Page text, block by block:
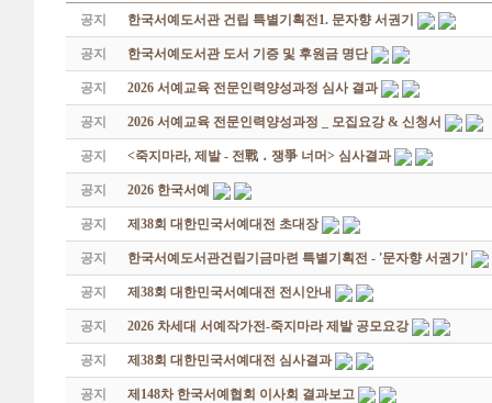
공지 한국서예도서관 건립 특별기획전1. 문자향 서권기
공지 한국서예도서관 도서 기증 및 후원금 명단
공지 2026 서예교육 전문인력양성과정 심사 결과
공지 2026 서예교육 전문인력양성과정 _ 모집요강 & 신청서
공지 <죽지마라, 제발 - 전戰 ․ 쟁爭 너머> 심사결과
공지 2026 한국서예
공지 제38회 대한민국서예대전 초대장
공지 한국서예도서관건립기금마련 특별기획전 - '문자향 서권기'
공지 제38회 대한민국서예대전 전시안내
공지 2026 차세대 서예작가전-죽지마라 제발 공모요강
공지 제38회 대한민국서예대전 심사결과
공지 제148차 한국서예협회 이사회 결과보고